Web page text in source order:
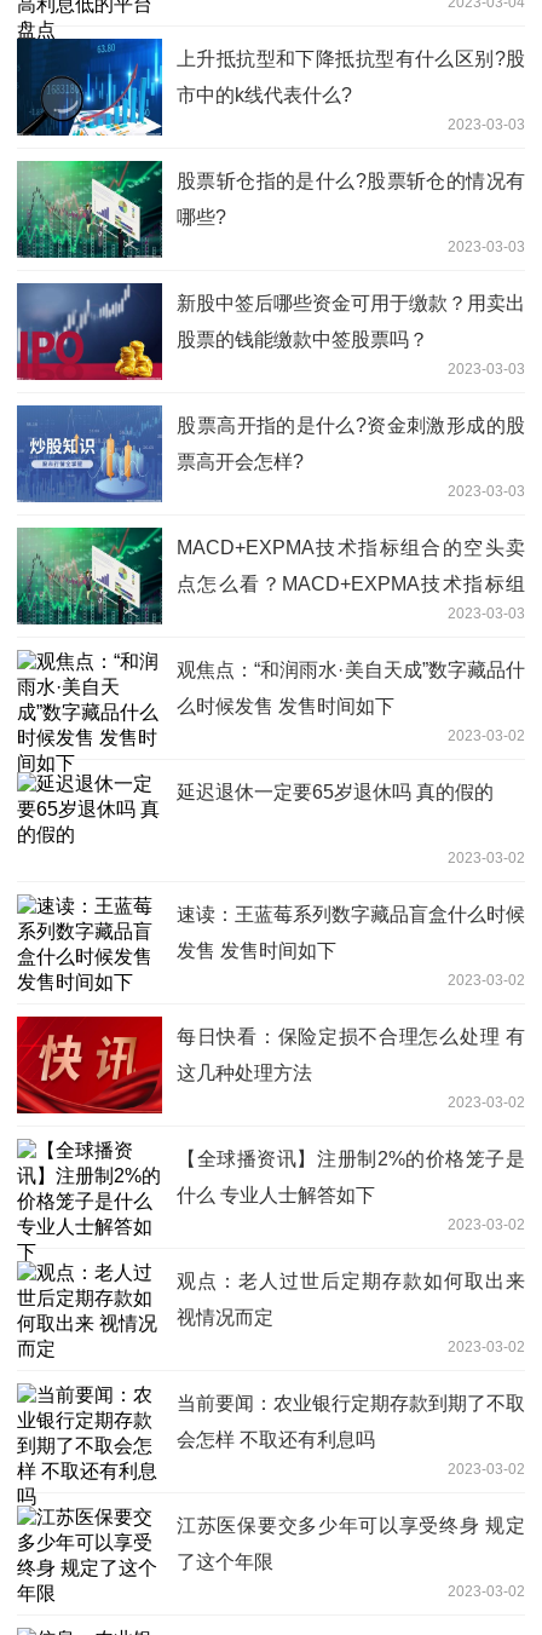
上升抵抗型和下降抵抗型有什么区别?股
市中的k线代表什么?
2023-03-03
股票斩仓指的是什么?股票斩仓的情况有
哪些?
2023-03-03
新股中签后哪些资金可用于缴款？用卖出
股票的钱能缴款中签股票吗？
2023-03-03
​股票高开指的是什么?资金刺激形成的股
票高开会怎样?
2023-03-03
MACD+EXPMA技术指标组合的空头卖
点怎么看？MACD+EXPMA技术指标组
2023-03-03
观焦点：“和润雨水·美自天成”数字藏品什
么时候发售 发售时间如下
2023-03-02
延迟退休一定要65岁退休吗 真的假的
2023-03-02
速读：王蓝莓系列数字藏品盲盒什么时候
发售 发售时间如下
2023-03-02
每日快看：保险定损不合理怎么处理 有
这几种处理方法
2023-03-02
【全球播资讯】注册制2%的价格笼子是
什么 专业人士解答如下
2023-03-02
观点：老人过世后定期存款如何取出来
视情况而定
2023-03-02
当前要闻：农业银行定期存款到期了不取
会怎样 不取还有利息吗
2023-03-02
江苏医保要交多少年可以享受终身 规定
了这个年限
2023-03-02